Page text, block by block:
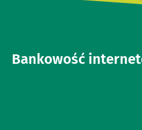
Bankowość